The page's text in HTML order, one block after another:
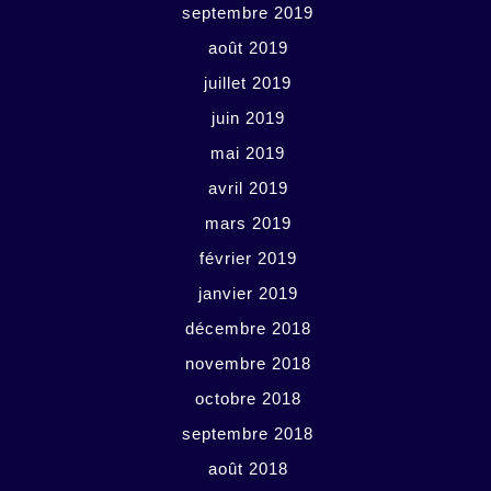
septembre 2019
août 2019
juillet 2019
juin 2019
mai 2019
avril 2019
mars 2019
février 2019
janvier 2019
décembre 2018
novembre 2018
octobre 2018
septembre 2018
août 2018